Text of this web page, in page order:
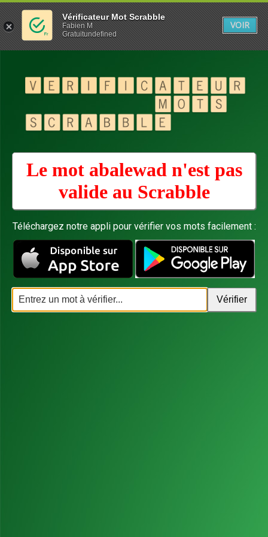
Le mot abalewad n'est pas
valide au Scrabble
Téléchargez notre appli pour vérifier vos mots facilement :
Vérificateur Mot Scrabble
Fabien M
Gratuitundefined
VOIR